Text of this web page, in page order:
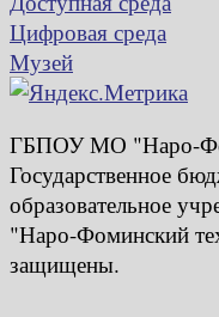
Цифровая среда
Музей
ГБПОУ МО "Наро-
Государственное
образовательное
"Наро-Фоминский
защищены.